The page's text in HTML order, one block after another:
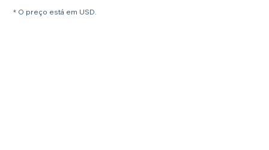
* O preço está em USD.